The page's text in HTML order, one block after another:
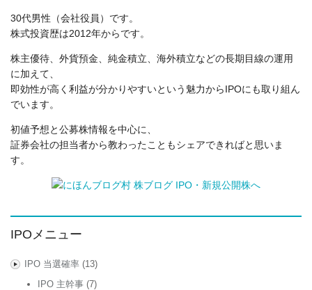
30代男性（会社役員）です。
株式投資歴は2012年からです。
株主優待、外貨預金、純金積立、海外積立などの長期目線の運用
に加えて、
即効性が高く利益が分かりやすいという魅力からIPOにも取り組ん
でいます。
初値予想と公募株情報を中心に、
証券会社の担当者から教わったこともシェアできればと思いま
す。
IPOメニュー
IPO 当選確率(13)
IPO 主幹事 (7)